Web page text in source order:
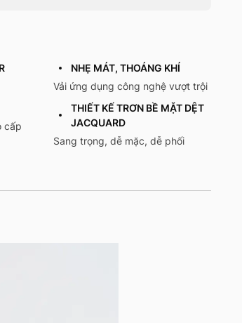
NHẸ MÁT, THOÁNG KHÍ
Vải ứng dụng công nghệ vượt trội
cấp
THIẾT KẾ TRƠN BỀ MẶT DỆT
JACQUARD
Sang trọng, dễ mặc, dễ phối